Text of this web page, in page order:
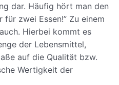
dar. Häufig hört man den
für zwei Essen!” Zu einem
Hierbei kommt es
der Lebensmittel,
auf die Qualität bzw.
Wertigkeit der